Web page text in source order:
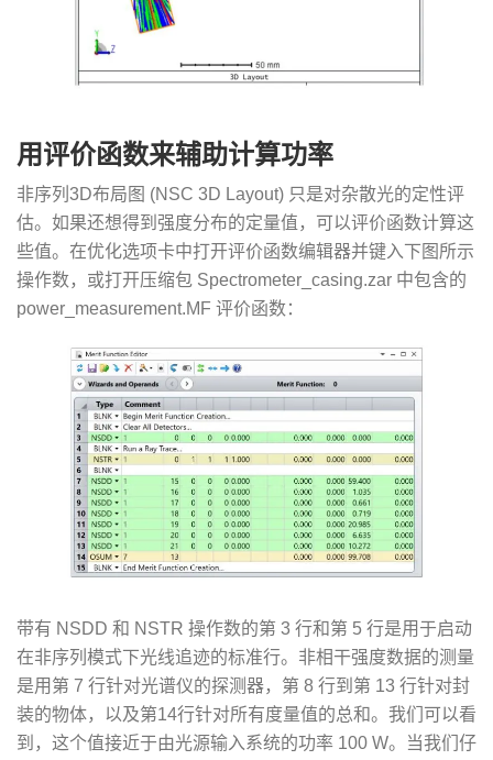
用评价函数来辅助计算功率
非序列3D布局图 (NSC 3D Layout) 只是对杂散光的定性评
估。如果还想得到强度分布的定量值，可以评价函数计算这
些值。在优化选项卡中打开评价函数编辑器并键入下图所示
操作数，或打开压缩包 Spectrometer_casing.zar 中包含的
power_measurement.MF 评价函数：
带有 NSDD 和 NSTR 操作数的第 3 行和第 5 行是用于启动
在非序列模式下光线追迹的标准行。非相干强度数据的测量
是用第 7 行针对光谱仪的探测器，第 8 行到第 13 行针对封
装的物体，以及第14行针对所有度量值的总和。我们可以看
到，这个值接近于由光源输入系统的功率 100 W。当我们仔